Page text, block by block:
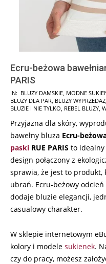
Ecru-beżowa
PARIS
2024-
07-
IN: BLUZY DAMSKIE MODNE
BLUZY DLA PAR BLUZY WYPRZEDAŻ
BLUZIE I NIE TYLKO REBEL BLUZY
Przyjazna dla skóry,
bawełny bluza Ecru-
paski RUE PARIS to
design połączony z
sprawia, że jest to
ubrań. Ecru-beżowy
dodaje bluzie elegancji,
casualowy charakter.
W sklepie internetowym
kolory i modele sukienek.
czy do pracy, możesz